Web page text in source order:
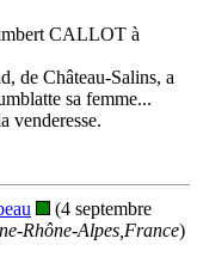
CALLOT à
de Château-Salins, a
sa femme...
(4 septembre
Rhône-Alpes,France)